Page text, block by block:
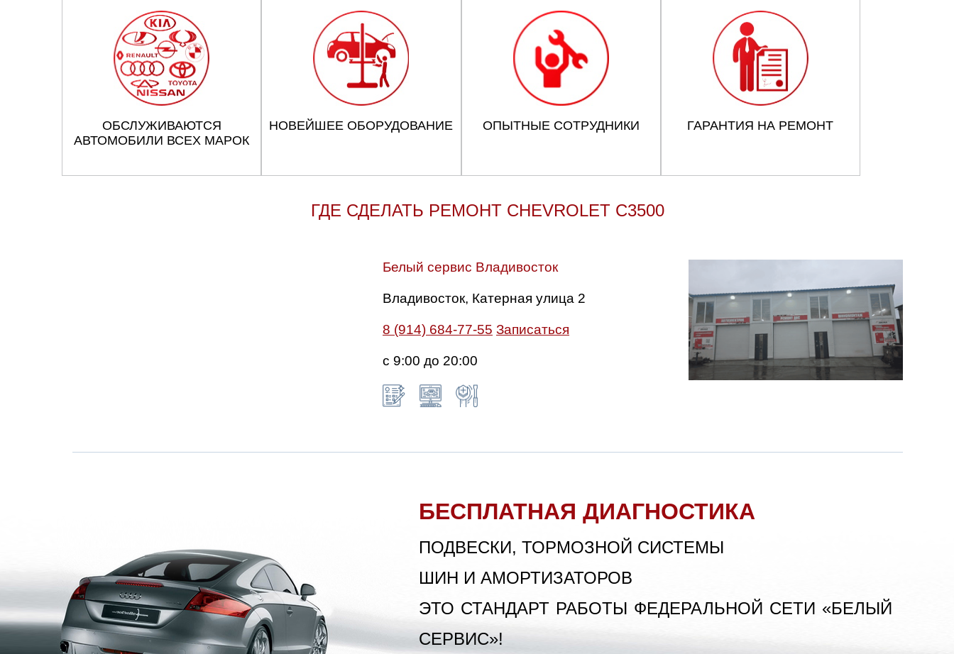
ОБСЛУЖИВАЮТСЯ
АВТОМОБИЛИ ВСЕХ МАРОК
НОВЕЙШЕЕ ОБОРУДОВАНИЕ ОПЫТНЫЕ СОТРУДНИКИ ГАРАНТИЯ НА РЕМОНТ
ГДЕ СДЕЛАТЬ РЕМОНТ CHEVROLET C3500
Белый сервис Владивосток
Владивосток, Катерная улица 2
8 (914) 684-77-55 Записаться
с 9:00 до 20:00
БЕСПЛАТНАЯ ДИАГНОСТИКА
ПОДВЕСКИ, ТОРМОЗНОЙ СИСТЕМЫ
ШИН И АМОРТИЗАТОРОВ
ЭТО СТАНДАРТ РАБОТЫ ФЕДЕРАЛЬНОЙ СЕТИ «БЕЛЫЙ
СЕРВИС»!